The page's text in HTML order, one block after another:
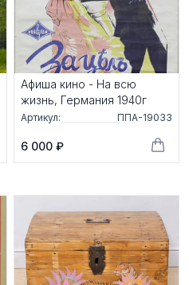
Афиша кино - На всю
жизнь, Германия 1940г
Артикул: ППА-19033
6 000 ₽